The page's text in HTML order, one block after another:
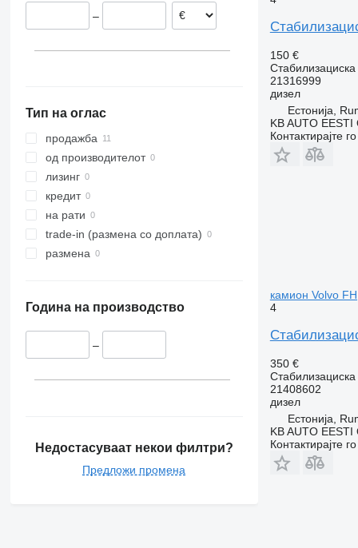
–
Тип на оглас
продажба
од производителот
лизинг
кредит
на рати
trade-in (размена со доплата)
размена
Година на производство
–
Недостасуваат некои филтри?
Предложи промена
150 €
Стабилизациска
21316999
дизел
Естонија,
KB AUTO EESTI
Контактирајте
камион Volvo
4
350 €
Стабилизациска
21408602
дизел
Естонија,
KB AUTO EESTI
Контактирајте